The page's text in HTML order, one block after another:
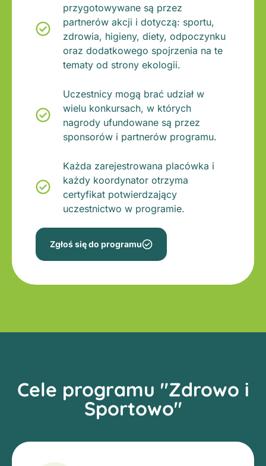
przygotowywane są przez
partnerów akcji i dotyczą: sportu,
zdrowia, higieny, diety, odpoczynku
oraz dodatkowego spojrzenia na te
tematy od strony ekologii.
Uczestnicy mogą brać udział w
wielu konkursach, w których
nagrody ufundowane są przez
sponsorów i partnerów programu.
Każda zarejestrowana placówka i
każdy koordynator otrzyma
certyfikat potwierdzający
uczestnictwo w programie.
Zgłoś się do programu
Cele programu "Zdrowo i
Sportowo"